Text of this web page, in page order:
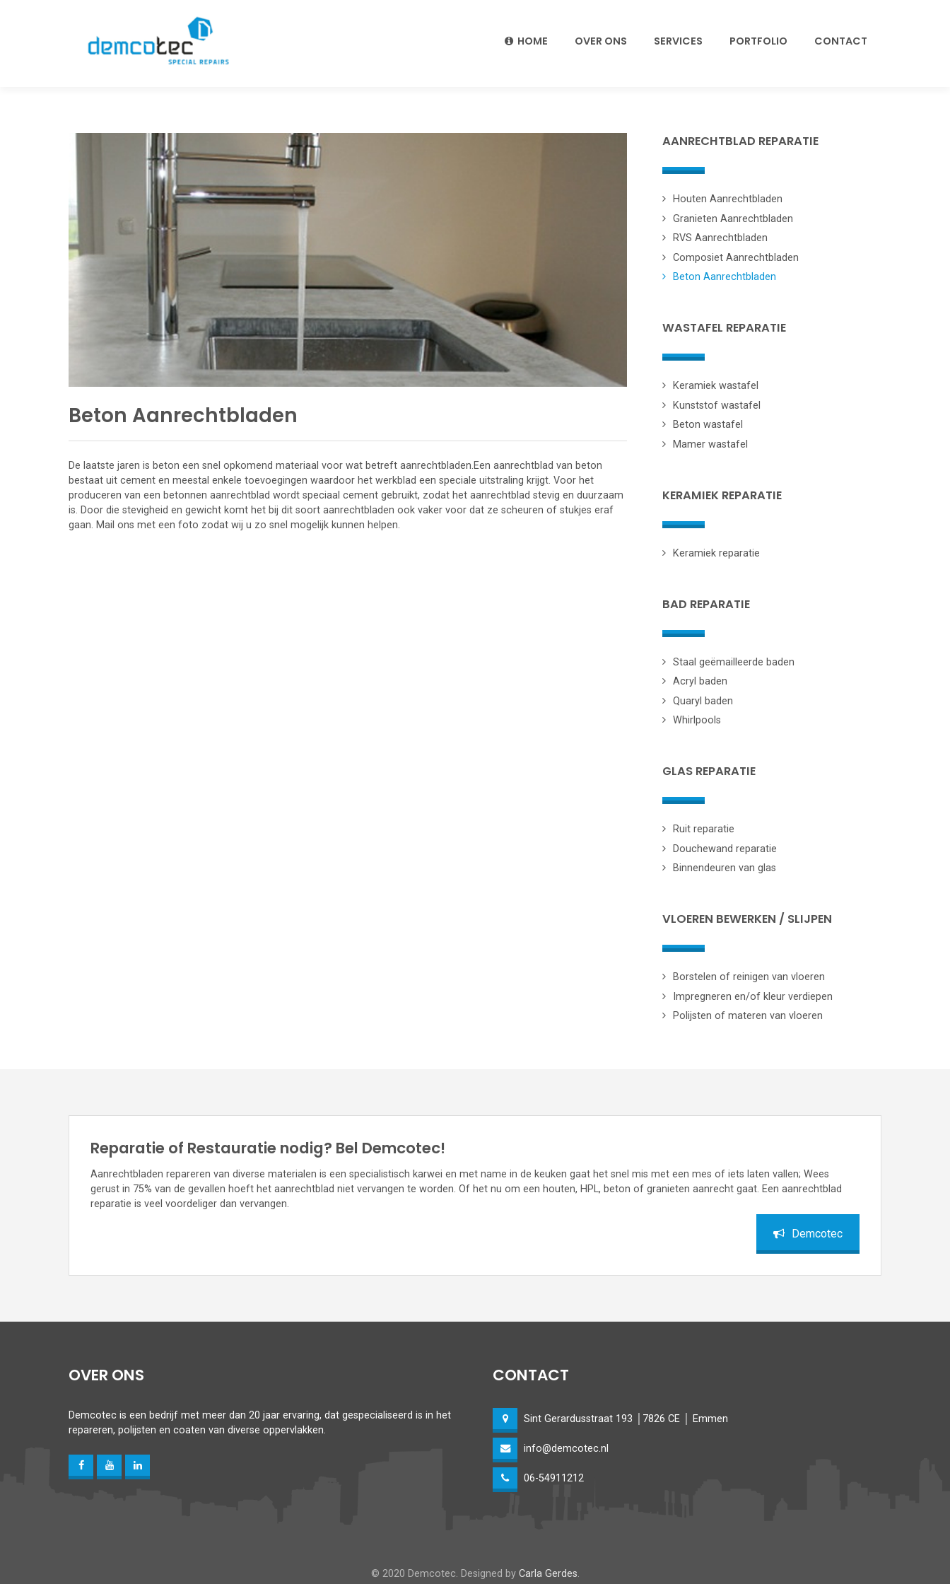
HOME OVER ONS SERVICES PORTFOLIO CONTACT
Beton Aanrechtbladen
De laatste jaren is beton een snel opkomend materiaal voor wat betreft aanrechtbladen.Een aanrechtblad van beton
bestaat uit cement en meestal enkele toevoegingen waardoor het werkblad een speciale uitstraling krijgt. Voor het
produceren van een betonnen aanrechtblad wordt speciaal cement gebruikt, zodat het aanrechtblad stevig en duurzaam
is. Door die stevigheid en gewicht komt het bij dit soort aanrechtbladen ook vaker voor dat ze scheuren of stukjes eraf
gaan. Mail ons met een foto zodat wij u zo snel mogelijk kunnen helpen.
AANRECHTBLAD REPARATIE
Houten Aanrechtbladen
Granieten Aanrechtbladen
RVS Aanrechtbladen
Composiet Aanrechtbladen
Beton Aanrechtbladen
WASTAFEL REPARATIE
Keramiek wastafel
Kunststof wastafel
Beton wastafel
Mamer wastafel
KERAMIEK REPARATIE
Keramiek reparatie
BAD REPARATIE
Staal geëmailleerde baden
Acryl baden
Quaryl baden
Whirlpools
GLAS REPARATIE
Ruit reparatie
Douchewand reparatie
Binnendeuren van glas
VLOEREN BEWERKEN / SLIJPEN
Borstelen of reinigen van vloeren
Impregneren en/of kleur verdiepen
Polijsten of materen van vloeren
Reparatie of Restauratie nodig? Bel Demcotec!
Aanrechtbladen repareren van diverse materialen is een specialistisch karwei en met name in de keuken gaat het snel mis met een mes of iets laten vallen; Wees
gerust in 75% van de gevallen hoeft het aanrechtblad niet vervangen te worden. Of het nu om een houten, HPL, beton of granieten aanrecht gaat. Een aanrechtblad
reparatie is veel voordeliger dan vervangen.
Demcotec
OVER ONS
Demcotec is een bedrijf met meer dan 20 jaar ervaring, dat gespecialiseerd is in het
repareren, polijsten en coaten van diverse oppervlakken.
CONTACT
Sint Gerardusstraat 193 │7826 CE │ Emmen
info@demcotec.nl
06-54911212
© 2020 Demcotec. Designed by Carla Gerdes.